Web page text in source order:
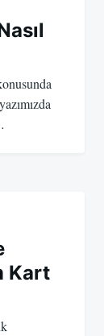
Kart